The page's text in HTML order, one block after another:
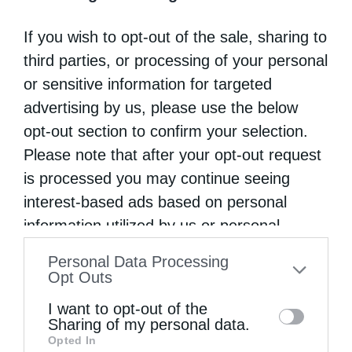
If you wish to opt-out of the sale, sharing to
third parties, or processing of your personal
or sensitive information for targeted
advertising by us, please use the below
opt-out section to confirm your selection.
Please note that after your opt-out request
is processed you may continue seeing
interest-based ads based on personal
information utilized by us or personal
to your opt-out. You may separately opt-out
information by third parties on the IAB’s list
of downstream participants. This
Personal Data Processing
Opt Outs
I want to opt-out of the
Sharing of my personal data.
Opted In
στην καρδιά της υπάρχουν φίδια. Άλλη
γυναίκα βάφεται διότι δεν μπορεί να δεχτεί
το θάνατο και θεωρεί ότι η ζωή είναι μέχρι
το τάφο και θεοποιεί το σώμα χωρίς Θεό
αλλά αντί για θεό ζωής έχει τον Θεό της
ηδονής και της καταστροφής του προσώπου.
Και τέλος μια γυναίκα δεν βάφεται διότι
θεωρεί το πρόσωπο της δημιούργημα του
Θεού και δεν νιώθει την ανάγκη να παρέμβει
σε αυτό για κανέναν λόγο διότι όλη της την
ύπαρξη την αφιέρωση στο Χριστό ψυχή και
σώματι. Άρα που είναι η αμαρτία και η